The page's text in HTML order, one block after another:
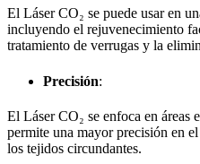
El Láser CO₂ se puede usar en
incluyendo el rejuvenecimiento
tratamiento de verrugas y la
Precisión:
El Láser CO₂ se enfoca en áreas
permite una mayor precisión en
los tejidos circundantes.